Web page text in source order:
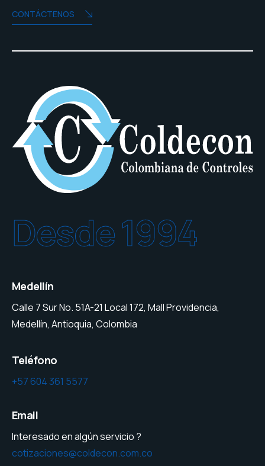
CONTÁCTENOS
Desde 1994
Medellín
Calle 7 Sur No. 51A-21 Local 172, Mall Providencia,
Medellín, Antioquia, Colombia
Teléfono
+57 604 361 5577
Email
Interesado en algún servicio ?
cotizaciones@coldecon.com.co